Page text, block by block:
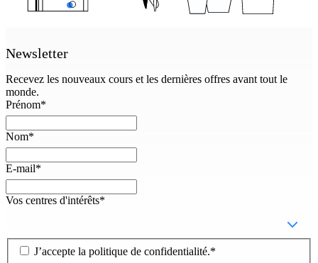
Newsletter
Recevez les nouveaux cours et les dernières offres avant tout le
monde.
Prénom*
Nom*
E-mail*
Vos centres d'intérêts*
J’accepte la politique de confidentialité.*